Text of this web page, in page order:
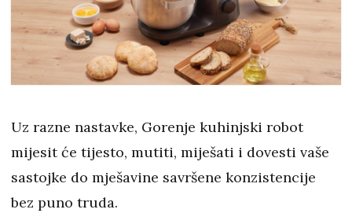
Uz razne nastavke, Gorenje kuhinjski robot
mijesit će tijesto, mutiti, miješati i dovesti vaše
sastojke do mješavine savršene konzistencije
bez puno truda.